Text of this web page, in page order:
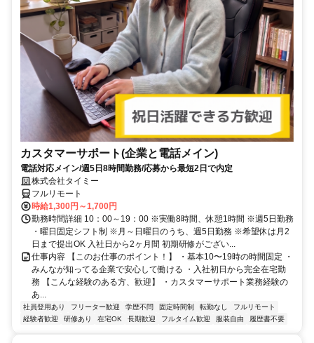
カスタマーサポート(企業と電話メイン)
電話対応メイン/週5日8時間勤務/応募から最短2日で内定
株式会社タイミー
フルリモート
時給1,300円～1,700円
勤務時間詳細 10：00～19：00 ※実働8時間、休憩1時間 ※週5日勤務
・曜日固定シフト制 ※月～日曜日のうち、週5日勤務 ※希望休は月2
日まで提出OK 入社日から2ヶ月間 初期研修がござい...
仕事内容 【このお仕事のポイント！】 ・基本10〜19時の時間固定 ・
みんなが知ってる企業で安心して働ける ・入社初日から完全在宅勤
務 【こんな経験のある方、歓迎】 ・カスタマーサポート業務経験の
あ...
社員登用あり フリーター歓迎 学歴不問 固定時間制 転勤なし
フルリモート
経験者歓迎
研修あり 在宅OK 長期歓迎 フルタイム歓迎 服装自由 履歴書不要